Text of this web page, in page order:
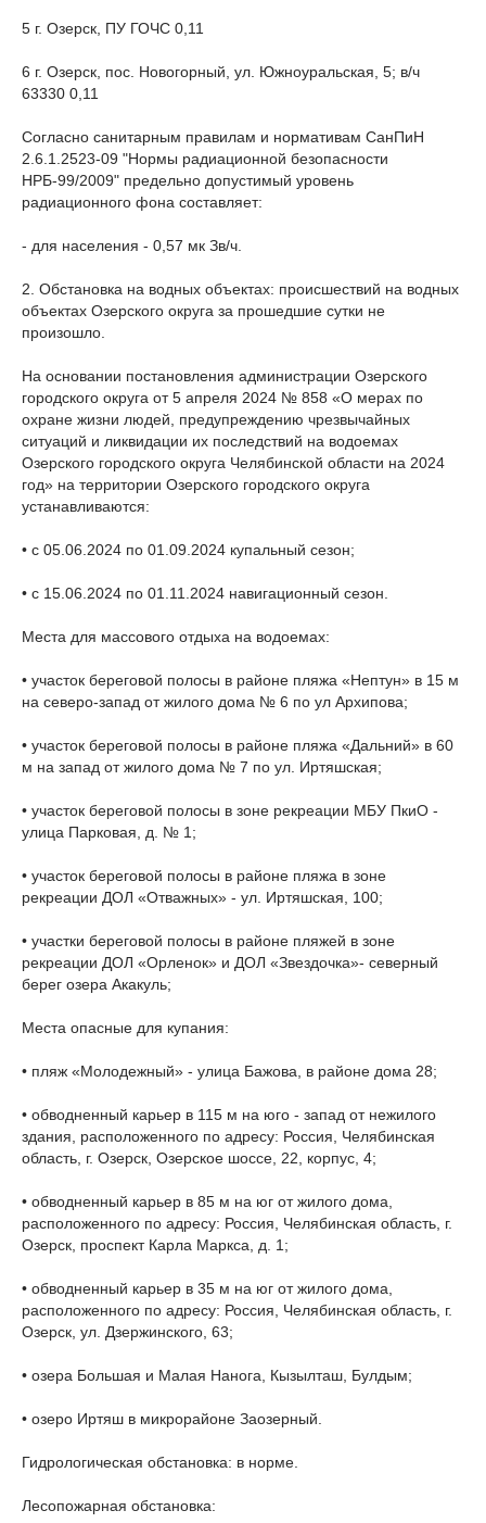
5 г. Озерск, ПУ ГОЧС 0,11
6 г. Озерск, пос. Новогорный, ул. Южноуральская, 5; в/ч
63330 0,11
Согласно санитарным правилам и нормативам СанПиН
2.6.1.2523-09 "Нормы радиационной безопасности
НРБ-99/2009" предельно допустимый уровень
радиационного фона составляет:
- для населения - 0,57 мк Зв/ч.
2. Обстановка на водных объектах: происшествий на водных
объектах Озерского округа за прошедшие сутки не
произошло.
На основании постановления администрации Озерского
городского округа от 5 апреля 2024 № 858 «О мерах по
охране жизни людей, предупреждению чрезвычайных
ситуаций и ликвидации их последствий на водоемах
Озерского городского округа Челябинской области на 2024
год» на территории Озерского городского округа
устанавливаются:
• с 05.06.2024 по 01.09.2024 купальный сезон;
• с 15.06.2024 по 01.11.2024 навигационный сезон.
Места для массового отдыха на водоемах:
• участок береговой полосы в районе пляжа «Нептун» в 15 м
на северо-запад от жилого дома № 6 по ул Архипова;
• участок береговой полосы в районе пляжа «Дальний» в 60
м на запад от жилого дома № 7 по ул. Иртяшская;
• участок береговой полосы в зоне рекреации МБУ ПкиО -
улица Парковая, д. № 1;
• участок береговой полосы в районе пляжа в зоне
рекреации ДОЛ «Отважных» - ул. Иртяшская, 100;
• участки береговой полосы в районе пляжей в зоне
рекреации ДОЛ «Орленок» и ДОЛ «Звездочка»- северный
берег озера Акакуль;
Места опасные для купания:
• пляж «Молодежный» - улица Бажова, в районе дома 28;
• обводненный карьер в 115 м на юго - запад от нежилого
здания, расположенного по адресу: Россия, Челябинская
область, г. Озерск, Озерское шоссе, 22, корпус, 4;
• обводненный карьер в 85 м на юг от жилого дома,
расположенного по адресу: Россия, Челябинская область, г.
Озерск, проспект Карла Маркса, д. 1;
• обводненный карьер в 35 м на юг от жилого дома,
расположенного по адресу: Россия, Челябинская область, г.
Озерск, ул. Дзержинского, 63;
• озера Большая и Малая Нанога, Кызылташ, Булдым;
• озеро Иртяш в микрорайоне Заозерный.
Гидрологическая обстановка: в норме.
Лесопожарная обстановка: